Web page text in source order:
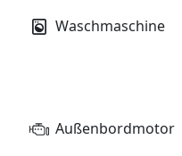
Waschmaschine
Außenbordmotor